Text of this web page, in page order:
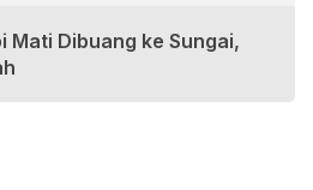
Mati Dibuang ke Sungai,